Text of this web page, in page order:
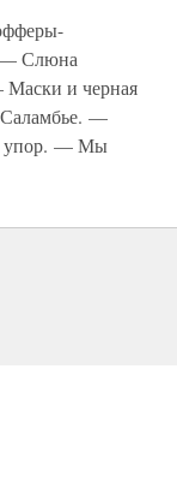
— Слюна
и черная
—
упор. — Мы